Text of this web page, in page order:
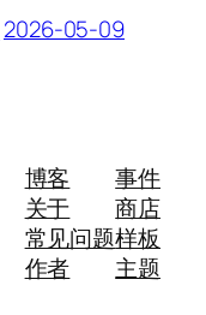
2026-05-09
博客
关于
常见问题
作者
事件
商店
样板
主题